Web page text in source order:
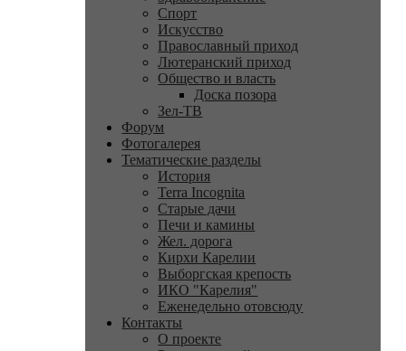
Спорт
Искусство
Православный приход
Лютеранский приход
Общество и власть
Доска позора
Зел-ТВ
Форум
Фотогалерея
Тематические разделы
История
Terra Incognita
Старые дачи
Печи и камины
Жел. дорога
Кирхи Карелии
Выборгская крепость
ИКО "Карелия"
Еженедельно отовсюду
Контакты
О проекте